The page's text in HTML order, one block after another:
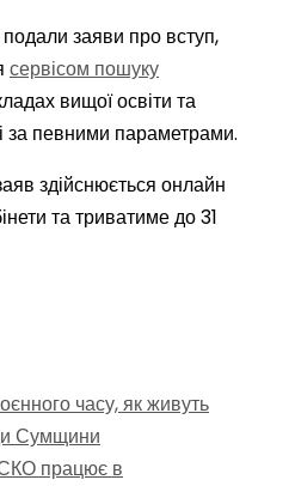
заяви про вступ,
сервісом пошуку
вищої освіти та
за певними параметрами.
здійснюється онлайн
та триватиме до 31
часу, як живуть
Сумщини
працює в